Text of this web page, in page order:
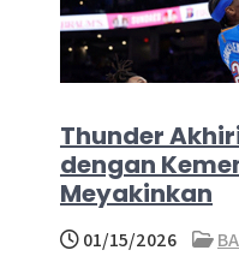
Thunder
dengan
Meyakinkan
01/15/2026